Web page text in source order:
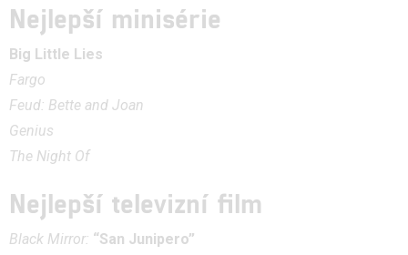
Nejlepší minisérie
Big Little Lies
Fargo
Feud: Bette and Joan
Genius
The Night Of
Nejlepší televizní film
Black Mirror: “San Junipero”